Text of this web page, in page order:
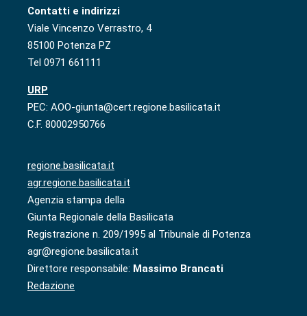
Contatti e indirizzi
Viale Vincenzo Verrastro, 4
85100 Potenza PZ
Tel 0971 661111
URP
PEC: AOO-giunta@cert.regione.basilicata.it
C.F. 80002950766
regione.basilicata.it
agr.regione.basilicata.it
Agenzia stampa della
Giunta Regionale della Basilicata
Registrazione n. 209/1995 al Tribunale di Potenza
agr@regione.basilicata.it
Direttore responsabile: Massimo Brancati
Redazione